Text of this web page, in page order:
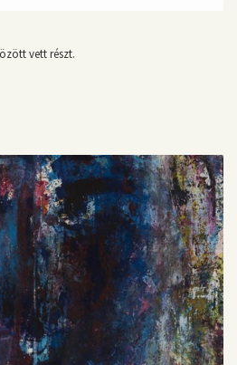
vett részt.